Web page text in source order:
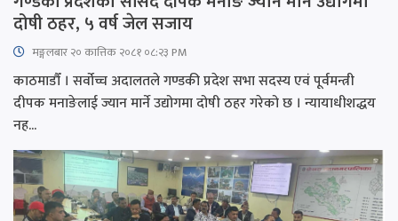
दोषी ठहर, ५ वर्ष जेल सजाय
मङ्गलबार २० कात्तिक २०८१ ०८:२३ PM
काठमाडौँ । सर्वोच्च अदालतले गण्डकी प्रदेश सभा सदस्य एवं पूर्वमन्त्री
दीपक मनाङेलाई ज्यान मार्ने उद्योगमा दोषी ठहर गरेको छ । न्यायाधीशद्धय
नह...